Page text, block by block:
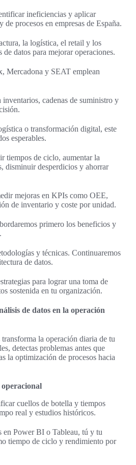
ineficiencias y aplicar
de procesos en empresas de España.
la logística, el retail y los
de datos para mejorar operaciones.
Mercadona y SEAT emplean
inventarios, cadenas de suministro y
o transformación digital, este
esperables.
tiempos de ciclo, aumentar la
disminuir desperdicios y ahorrar
mejoras en KPIs como OEE,
de inventario y coste por unidad.
primero los beneficios y
y técnicas. Continuaremos
de datos.
para lograr una toma de
sostenida en tu organización.
de datos en la operación
la operación diaria de tu
detectas problemas antes que
la optimización de procesos hacia
cuellos de botella y tiempos
real y estudios históricos.
en Power BI o Tableau, tú y tu
tiempo de ciclo y rendimiento por